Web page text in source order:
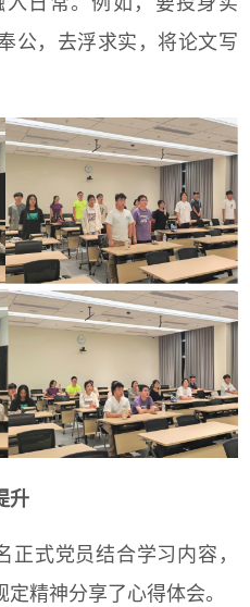
公，去浮求实，将论文写
升
正式党员结合学习内容，
精神分享了心得体会。